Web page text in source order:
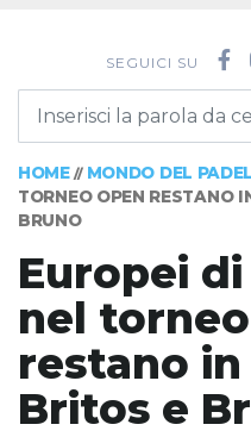
SEGUICI SU
HOME// MONDO DEL PADEL
TORNEO OPEN RESTANO
BRUNO
Europei
nel
restano
Britos e